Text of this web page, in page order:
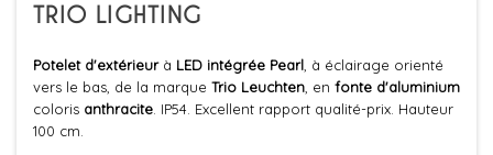
TRIO LIGHTING
Potelet d'extérieurà LED intégrée Pearl , à éclairage orienté
vers le bas, de la marque Trio Leuchten , en fonte d'aluminium
coloris anthracite . IP54. Excellent rapport qualité-prix. Hauteur
100 cm.